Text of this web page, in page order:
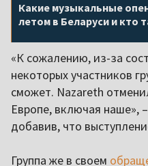
Какие музыкальные
летом в Беларуси и кто
«К сожалению, из-за
некоторых участников
сможет. Nazareth
Европе, включая наше», –
добавив, что
Группа же в своем